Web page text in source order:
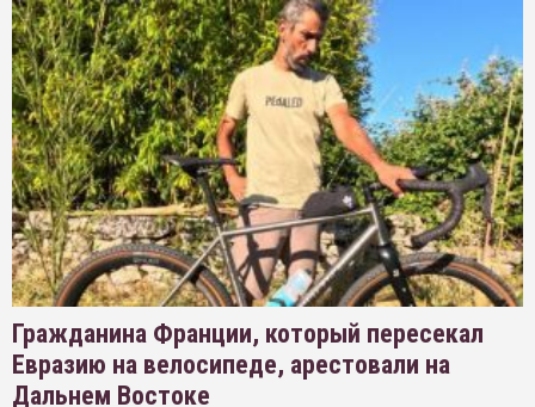
Гражданина Франции, который пересекал
Евразию на велосипеде, арестовали на
Дальнем Востоке